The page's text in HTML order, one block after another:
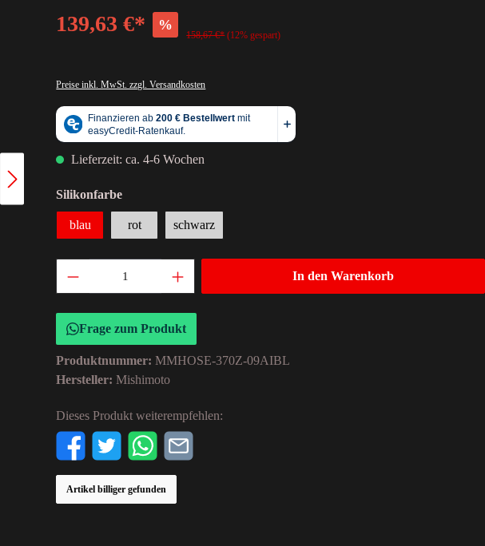
139,63 €* %
158,67 €* (12% gespart)
Preise inkl. MwSt. zzgl. Versandkosten
Lieferzeit: ca. 4-6 Wochen
Silikonfarbe
blau rot schwarz
In den Warenkorb
Frage zum Produkt
Produktnummer:MMHOSE-370Z-09AIBL
Hersteller:Mishimoto
Dieses Produkt weiterempfehlen:
Artikel billiger gefunden